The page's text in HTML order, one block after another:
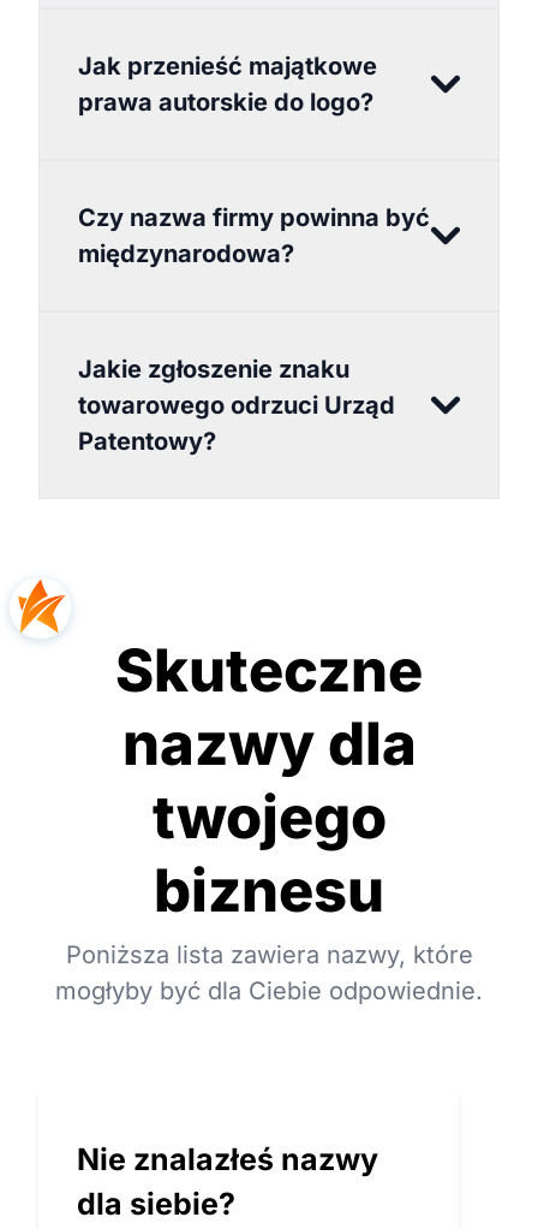
Jak przenieść majątkowe
prawa autorskie do logo?
Czy nazwa firmy powinna być
międzynarodowa?
Jakie zgłoszenie znaku
towarowego odrzuci Urząd
Patentowy?
Skuteczne
nazwy dla
twojego
biznesu
Poniższa lista zawiera nazwy, które
mogłyby być dla Ciebie odpowiednie.
Nie znalazłeś nazwy
dla siebie?